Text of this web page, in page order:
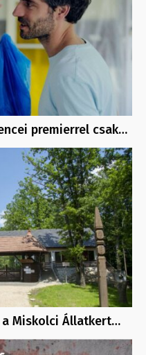
premierrel csak…
Miskolci Állatkert…